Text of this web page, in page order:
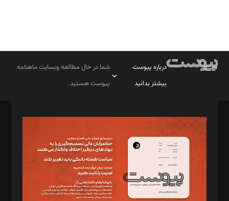
درباره پیوست
بیشتر بدانید
شما در حال مطالعه وبسایت ماهنامه
پیوست هستید.
مدیر مسئول: محمدباقر اثنی‌عشری
سردبیر: مهرک محمودی
دبیر تحریریه: میثم قاسمی
د‌بیر ناداستان: سمانه سمیع
د‌بیر خدمت و تجارت: ابوالفضل رجبی
د‌بیر حقوق فناوری: حسام‌الدین ایپکچی